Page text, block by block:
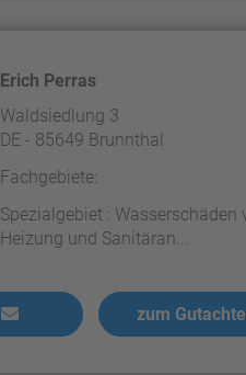
Erich Perras
Waldsiedlung 3
DE - 85649 Brunnthal
Fachgebiete:
Spezialgebiet : Wasserschäden
Heizung und Sanitäran...
zum